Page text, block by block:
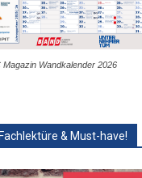
Magazin Wandkalender 2026
& Must-have!